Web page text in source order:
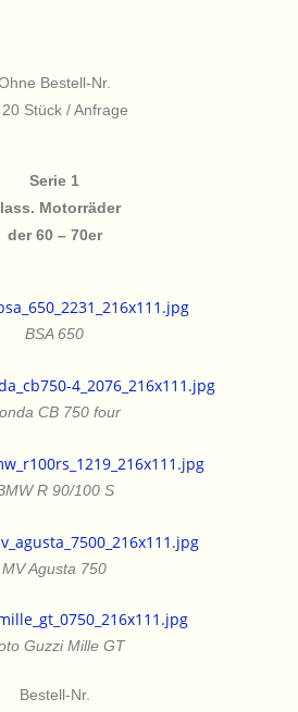
Bestell-Nr.
Stück / Anfrage
Serie 1
Motorräder
der 60 – 70er
BSA 650
CB 750 four
R 90/100 S
MV Agusta 750
Guzzi Mille GT
Bestell-Nr.